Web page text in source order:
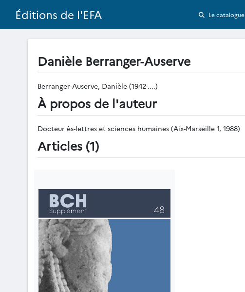
Éditions de l'EFA Le catalogue
Danièle Berranger-Auserve
Berranger-Auserve, Danièle (1942-....)
À propos de l'auteur
Docteur ès-lettres et sciences humaines (Aix-Marseille 1, 1988)
Articles (1)